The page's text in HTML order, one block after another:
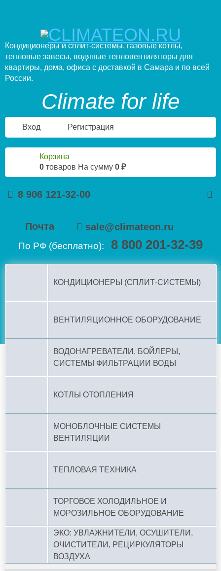
Кондиционеры и сплит-системы, газовые котлы,
тепловые завесы, водяные тепловентиляторы для
квартиры, дома, офиса с доставкой в Самара и по всей
России.
Climate for life
Вход Регистрация
Корзина
0 товаров На сумму 0 ₽
8 906 121-32-00
Почта sale@climateon.ru
По РФ (бесплатно): 8 800 201-32-39
КОНДИЦИОНЕРЫ (СПЛИТ-СИСТЕМЫ)
ВЕНТИЛЯЦИОННОЕ ОБОРУДОВАНИЕ
ВОДОНАГРЕВАТЕЛИ, БОЙЛЕРЫ,
СИСТЕМЫ ФИЛЬТРАЦИИ ВОДЫ
КОТЛЫ ОТОПЛЕНИЯ
МОНОБЛОЧНЫЕ СИСТЕМЫ
ВЕНТИЛЯЦИИ
ТЕПЛОВАЯ ТЕХНИКА
ТОРГОВОЕ ХОЛОДИЛЬНОЕ И
МОРОЗИЛЬНОЕ ОБОРУДОВАНИЕ
ЭКО: УВЛАЖНИТЕЛИ, ОСУШИТЕЛИ,
ОЧИСТИТЕЛИ, РЕЦИРКУЛЯТОРЫ
ВОЗДУХА